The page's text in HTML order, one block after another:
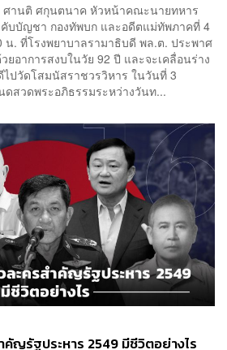
ศานติ ศกุนตนาค หัวหน้าคณะนายทหาร
คับบัญชา กองทัพบก และอดีตแม่ทัพภาคที่ 4
น. ที่โรงพยาบาลรามาธิบดี พล.ต. ประพาศ
อาการสงบในวัย 92 ปี และจะเคลื่อนร่าง
ไปวัดโสมนัสราชวรวิหาร ในวันที่ 3
ดสวดพระอภิธรรมระหว่างวันท...
คัญรัฐประหาร 2549 มีชีวิตอย่างไร